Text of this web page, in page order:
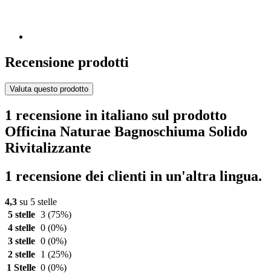
Recensione prodotti
Valuta questo prodotto
1 recensione in italiano sul prodotto
Officina Naturae Bagnoschiuma Solido
Rivitalizzante
1 recensione dei clienti in un'altra lingua.
4,3 su 5 stelle
5 stelle 3 (75%)
4 stelle 0 (0%)
3 stelle 0 (0%)
2 stelle
1 (25%)
1 Stelle 0 (0%)